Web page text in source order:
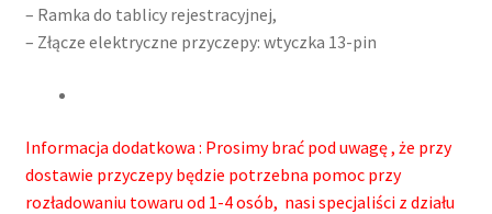
– Ramka do tablicy rejestracyjnej,
– Złącze elektryczne przyczepy: wtyczka 13-pin
Informacja dodatkowa : Prosimy brać pod uwagę , że przy
dostawie przyczepy będzie potrzebna pomoc przy
rozładowaniu towaru od 1-4 osób, nasi specjaliści z działu